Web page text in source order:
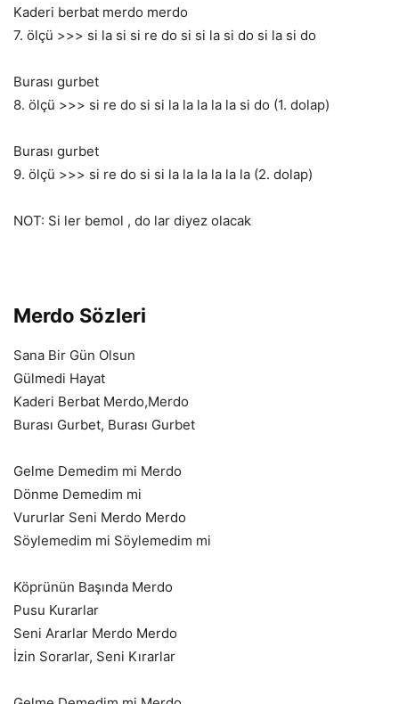
Kaderi berbat merdo merdo
7. ölçü >>> si la si si re do si si la si do si la si do
Burası gurbet
8. ölçü >>> si re do si si la la la la la si do (1. dolap)
Burası gurbet
9. ölçü >>> si re do si si la la la la la la (2. dolap)
NOT: Si ler bemol , do lar diyez olacak
Merdo Sözleri
Sana Bir Gün Olsun
Gülmedi Hayat
Kaderi Berbat Merdo,Merdo
Burası Gurbet, Burası Gurbet
Gelme Demedim mi Merdo
Dönme Demedim mi
Vururlar Seni Merdo Merdo
Söylemedim mi Söylemedim mi
Köprünün Başında Merdo
Pusu Kurarlar
Seni Ararlar Merdo Merdo
İzin Sorarlar, Seni Kırarlar